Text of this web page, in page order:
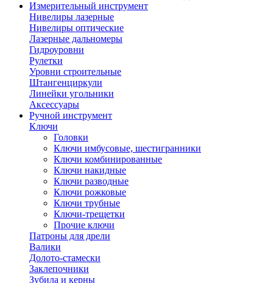
Измерительный инструмент
Нивелиры лазерные
Нивелиры оптические
Лазерные дальномеры
Гидроуровни
Рулетки
Уровни строительные
Штангенциркули
Линейки угольники
Аксессуары
Ручной инструмент
Ключи
Головки
Ключи имбусовые, шестигранники
Ключи комбинированные
Ключи накидные
Ключи разводные
Ключи рожковые
Ключи трубные
Ключи-трещетки
Прочие ключи
Патроны для дрели
Валики
Долото-стамески
Заклепочники
Зубила и керны